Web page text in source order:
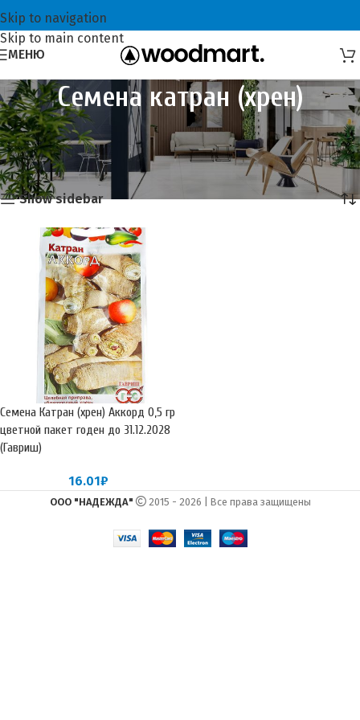
Skip to navigation
Skip to main content
МЕНЮ
Семена катран (хрен)
Главная Семена и сидераты
Семена пряных трав и ягод
Семена катран (хрен)
Это единственный товар
Show sidebar
Семена Катран (хрен) Аккорд 0,5 гр
цветной пакет годен до 31.12.2028
(Гавриш)
16.01₽
ООО "НАДЕЖДА" 2015 - 2026 | Все права защищены